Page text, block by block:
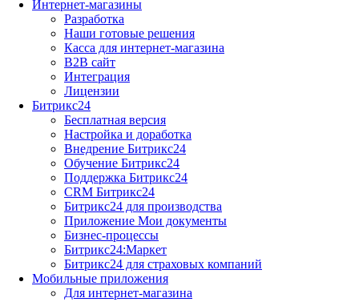
Интернет-магазины
Разработка
Наши готовые решения
Касса для интернет-магазина
B2B сайт
Интеграция
Лицензии
Битрикс24
Бесплатная версия
Настройка и доработка
Внедрение Битрикс24
Обучение Битрикс24
Поддержка Битрикс24
CRM Битрикс24
Битрикс24 для производства
Приложение Мои документы
Бизнес-процессы
Битрикс24:Маркет
Битрикс24 для страховых компаний
Мобильные приложения
Для интернет-магазина